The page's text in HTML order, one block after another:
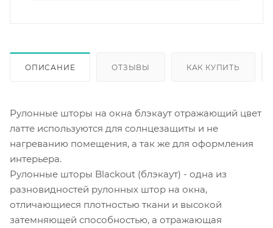
ОПИСАНИЕ ОТЗЫВЫ КАК КУПИТЬ
Рулонные шторы на окна блэкаут отражающий цвет
латте используются для солнцезащиты и не
нагреванию помещения, а так же для оформления
интерьера.
Рулонные шторы Blackout (блэкаут) - одна из
разновидностей рулонных штор на окна,
отличающиеся плотностью ткани и высокой
затемняющей способностью, а отражающая